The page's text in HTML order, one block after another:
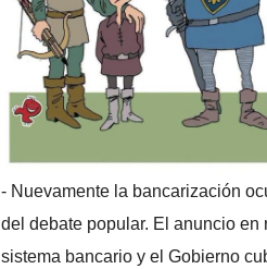
- Nuevamente la bancarización
del debate popular. El anuncio en
sistema bancario y el Gobierno